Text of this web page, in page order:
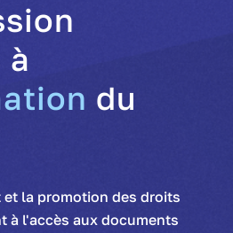
à
du
la promotion des droits
à l'accès aux documents